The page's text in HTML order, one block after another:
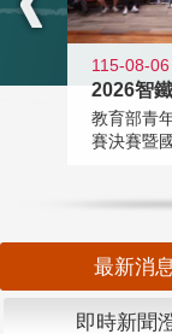
115-08-06
2026智
教育部青
賽決賽暨
最新消
即時新聞